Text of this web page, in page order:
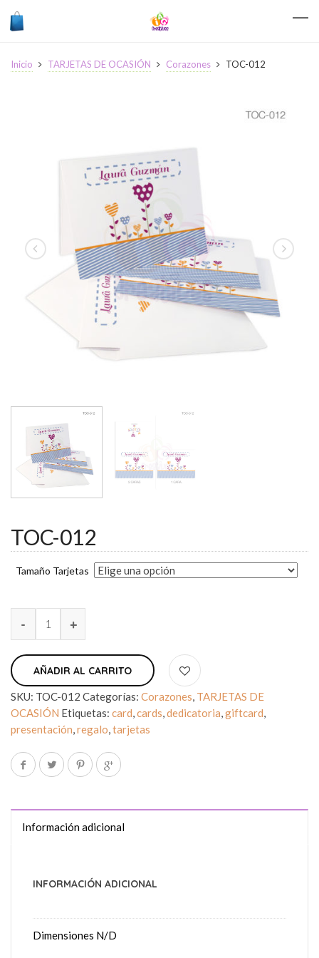
Inicio TARJETAS DE OCASIÓN Corazones TOC-012
TOC-012
Tamaño Tarjetas
AÑADIR AL CARRITO
SKU: TOC-012 Categorías: Corazones, TARJETAS DE
OCASIÓN Etiquetas: card,cards,dedicatoria,giftcard,
presentación,regalo,tarjetas
Información adicional
INFORMACIÓN ADICIONAL
Dimensiones N/D